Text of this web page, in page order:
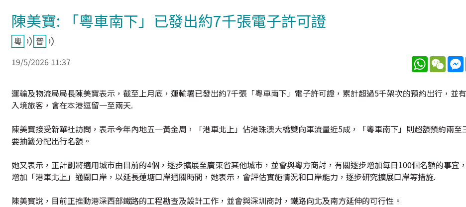
陳美寶: 「粵車南下」已發出約7千張電子許可證
19/5/2026 11:37 WhatsApp
運輸及物流局局長陳美寶表示，截至上月底，運輸署已發出約7千張「粵車南下」電子許可證，累計超過5千架次的預約出行，並
入境旅客，會在本港逗留一至兩天.
陳美寶接受新華社訪問，表示今年內地五一黃金周，「港車北上」佔港珠澳大橋雙向車流量近5成，「粵車南下」則超額預約兩至
要抽籤分配出行名額。
她又表示，正計劃將適用城市由目前的4個，逐步擴展至廣東省其他城市，並會與粵方商討，有關逐步增加每日100個名額的事宜
增加「港車北上」通關口岸，以延長蓮塘口岸通關時間，她表示，會評估實施情況和口岸能力，逐步研究擴展口岸等措施.
陳美寶說，目前正推動港深西部鐵路的工程勘查及設計工作，並會與深圳商討，鐵路向北及南方延伸的可行性。